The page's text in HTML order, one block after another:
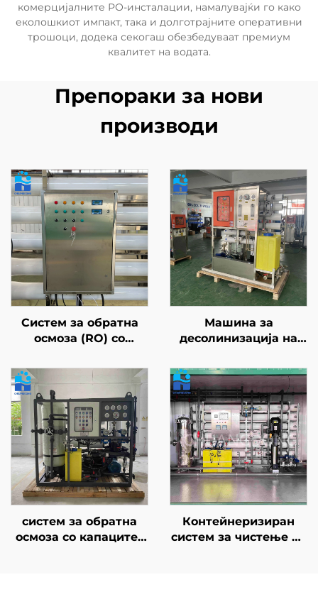
комерцијалните РО-инсталации, намалувајќи го како
еколошкиот импакт, така и долготрајните оперативни
трошоци, додека секогаш обезбедуваат премиум
квалитет на водата.
Препораки за нови
производи
Систем за обратна
осмоза (RO) со
за индустријално
повторно користење
на вода, земјоделство
и рециклирање на
отпадни води
Машина за
десолинизација на
за обратна осмоза
(RO) со голем
капацитет во соларни
контейнери,
постројка за
десолинизација на
морска вода
систем за обратна
осмоза со капацитет
Контейнеризиран
систем за чистење на